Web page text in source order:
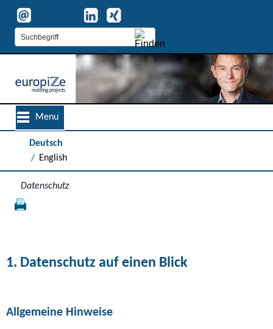
Menu
Deutsch
English
Datenschutz
1. Datenschutz auf einen Blick
Allgemeine Hinweise